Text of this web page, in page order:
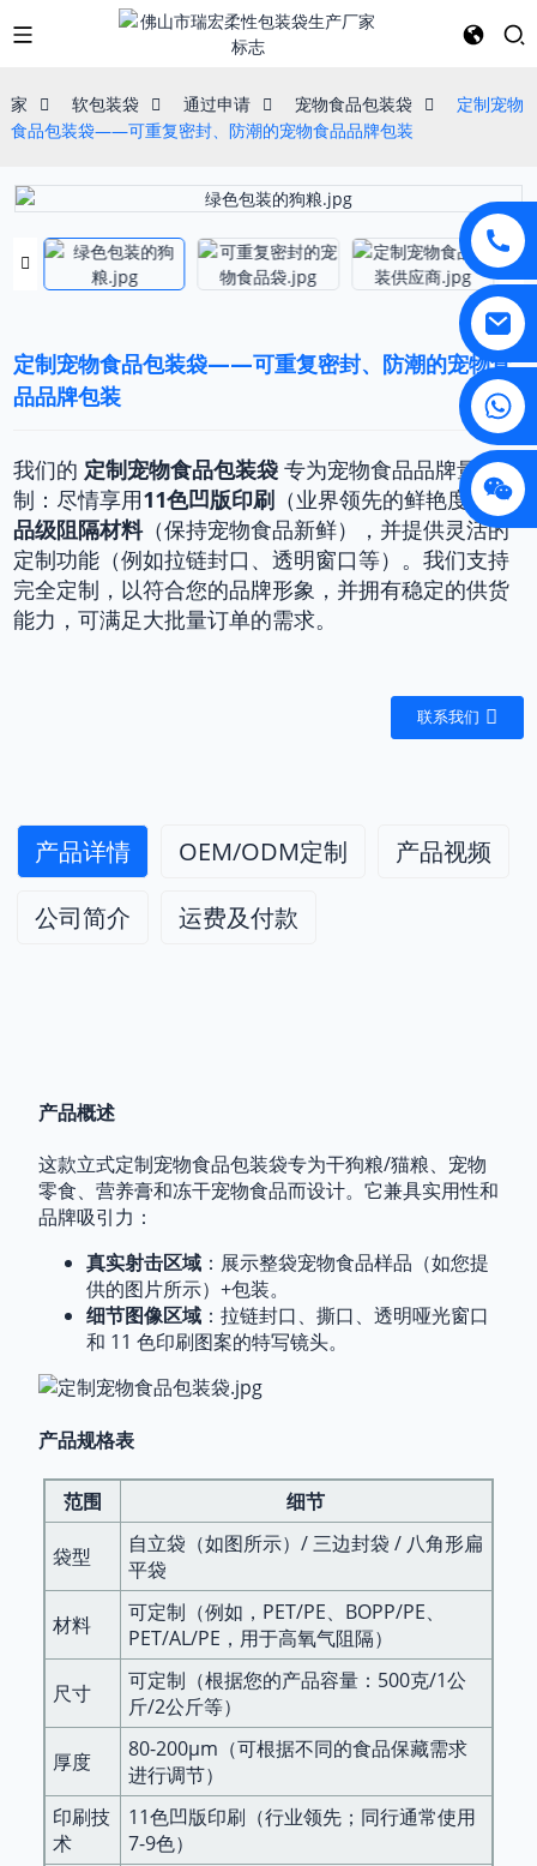
家 软包装袋 通过申请 宠物食品包装袋
定制宠物
食品包装袋——可重复密封、防潮的宠物食品品牌包装
定制宠物食品包装袋——可重复密封、防潮的宠物食
品品牌包装
我们的 定制宠物食品包装袋 专为宠物食品品牌量身定
制：尽情享用11色凹版印刷 （业界领先的鲜艳度）食
品级阻隔材料（保持宠物食品新鲜），并提供灵活的
定制功能（例如拉链封口、透明窗口等）。我们支持
完全定制，以符合您的品牌形象，并拥有稳定的供货
能力，可满足大批量订单的需求。
联系我们
产品详情 OEM/ODM定制 产品视频
公司简介 运费及付款
产品概述
这款立式定制宠物食品包装袋专为干狗粮/猫粮、宠物
零食、营养膏和冻干宠物食品而设计。它兼具实用性和
品牌吸引力：
真实射击区域：展示整袋宠物食品样品（如您提
供的图片所示）+包装。
细节图像区域：拉链封口、撕口、透明哑光窗口
和 11 色印刷图案的特写镜头。
产品规格表
范围 细节
袋型
自立袋（如图所示）/ 三边封袋 / 八角形扁
平袋
材料
可定制（例如，PET/PE、BOPP/PE、
PET/AL/PE，用于高氧气阻隔）
尺寸
可定制（根据您的产品容量：500克/1公
斤/2公斤等）
厚度
80-200μm（可根据不同的食品保藏需求
进行调节）
印刷技
术
11色凹版印刷（行业领先；同行通常使用
7-9色）
提升您的宠物食品品牌
宏工贸有限公司是一家拥有8年历史、年销售额达8000
万至1亿元人民币的工厂，服务于包括宠物食品在内的
9个以上行业。我们提供全套定制包装解决方案（平底
袋、自立袋、三边封袋、风琴袋），采用优质材料（铝
箔、牛皮纸、聚酯薄膜），有效锁住湿粮、营养膏和宠
物零食的新鲜度。我们的核心优势在于拥有行业领先的
11色凹版印刷技术（竞争对手通常只有7-9色），配备
4条印刷生产线、55台先进的制袋机以及严格的质量控
制设备，确保产品质量始终如一。
官方网
站：
https://www.ruihongpackaging.com/
电话/WhatsApp：
商务邮箱：Jason@ruihongpackaging.com
亿美元人民币
的定制宠物食品包装以及跨行业的包装解决方案，所有
这些都以尖端印刷技术和严格的质量管理为支撑。
宠物食品包装卓越性的核心技术优势
我们采用高精度凹版印刷 并配备了行业稀缺的11色印
我们的生产线（显著优于同行标准的7-9色设备）配
备三条额外的印刷线（7色、8色、9色），确保图案色
彩鲜艳、与品牌形象一致，并具有卓越的色彩饱和度
——是展示宠物食品品牌知识产权和产品特性的理想之
选。这种先进的印刷能力还能保证宠物食品包装在视觉
上保持一致性和货架吸引力，帮助品牌吸引宠物主人的
目光。
全系列设备和宠物食品级质量保证
运费及付款
海关编码：3923210000
纸箱容积：0.054立方米；3,000-10,000个/
箱
集装箱容量：
23-24立方米（标准箱，17
吨）； 53-54 立方米（FEU，23MT）
包装：定制纸箱 → PE膜防尘 → 牢固固定
船运：经验丰富的货运代理，提供快速、
安全的运输服务